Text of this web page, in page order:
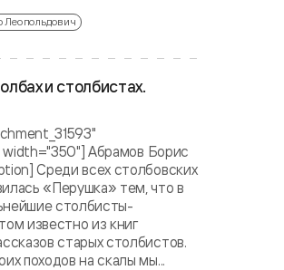
Леопольдович
и столбистах.
width="350"] Абрамов Борис
Среди всех столбовских
«Перушка» тем, что в
столбисты-
известно из книг
старых столбистов.
походов на скалы мы...